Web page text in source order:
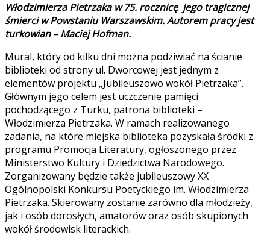
Włodzimierza Pietrzaka w 75. rocznicę jego tragicznej
śmierci w Powstaniu Warszawskim. Autorem pracy jest
turkowian – Maciej Hofman.
Mural, który od kilku dni można podziwiać na ścianie
biblioteki od strony ul. Dworcowej jest jednym z
elementów projektu „Jubileuszowo wokół Pietrzaka”.
Głównym jego celem jest uczczenie pamięci
pochodzącego z Turku, patrona biblioteki –
Włodzimierza Pietrzaka. W ramach realizowanego
zadania, na które miejska biblioteka pozyskała środki z
programu Promocja Literatury, ogłoszonego przez
Ministerstwo Kultury i Dziedzictwa Narodowego.
Zorganizowany będzie także jubileuszowy XX
Ogólnopolski Konkursu Poetyckiego im. Włodzimierza
Pietrzaka. Skierowany zostanie zarówno dla młodzieży,
jak i osób dorosłych, amatorów oraz osób skupionych
wokół środowisk literackich.